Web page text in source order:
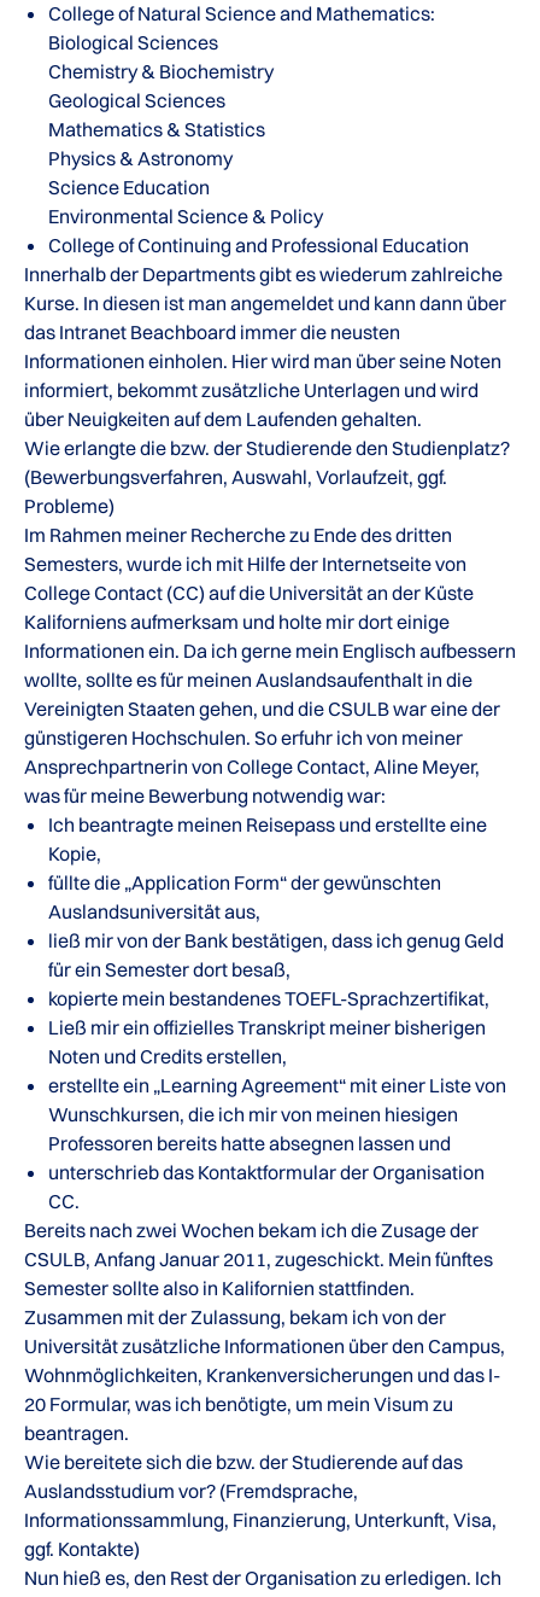
College of Natural Science and Mathematics:
Biological Sciences
Chemistry & Biochemistry
Geological Sciences
Mathematics & Statistics
Physics & Astronomy
Science Education
Environmental Science & Policy
College of Continuing and Professional Education
Innerhalb der Departments gibt es wiederum zahlreiche
Kurse. In diesen ist man angemeldet und kann dann über
das Intranet Beachboard immer die neusten
Informationen einholen. Hier wird man über seine Noten
informiert, bekommt zusätzliche Unterlagen und wird
über Neuigkeiten auf dem Laufenden gehalten.
Wie erlangte die bzw. der Studierende den Studienplatz?
(Bewerbungsverfahren, Auswahl, Vorlaufzeit, ggf.
Probleme)
Im Rahmen meiner Recherche zu Ende des dritten
Semesters, wurde ich mit Hilfe der Internetseite von
College Contact (CC) auf die Universität an der Küste
Kaliforniens aufmerksam und holte mir dort einige
Informationen ein. Da ich gerne mein Englisch aufbessern
wollte, sollte es für meinen Auslandsaufenthalt in die
Vereinigten Staaten gehen, und die CSULB war eine der
günstigeren Hochschulen. So erfuhr ich von meiner
Ansprechpartnerin von College Contact, Aline Meyer,
was für meine Bewerbung notwendig war:
Ich beantragte meinen Reisepass und erstellte eine
Kopie,
füllte die „Application Form“ der gewünschten
Auslandsuniversität aus,
ließ mir von der Bank bestätigen, dass ich genug Geld
für ein Semester dort besaß,
kopierte mein bestandenes TOEFL-Sprachzertifikat,
Ließ mir ein offizielles Transkript meiner bisherigen
Noten und Credits erstellen,
erstellte ein „Learning Agreement“ mit einer Liste von
Wunschkursen, die ich mir von meinen hiesigen
Professoren bereits hatte absegnen lassen und
unterschrieb das Kontaktformular der Organisation
CC.
Bereits nach zwei Wochen bekam ich die Zusage der
CSULB, Anfang Januar 2011, zugeschickt. Mein fünftes
Semester sollte also in Kalifornien stattfinden.
Zusammen mit der Zulassung, bekam ich von der
Universität zusätzliche Informationen über den Campus,
Wohnmöglichkeiten, Krankenversicherungen und das I-
20 Formular, was ich benötigte, um mein Visum zu
beantragen.
Wie bereitete sich die bzw. der Studierende auf das
Auslandsstudium vor? (Fremdsprache,
Informationssammlung, Finanzierung, Unterkunft, Visa,
ggf. Kontakte)
Nun hieß es, den Rest der Organisation zu erledigen. Ich